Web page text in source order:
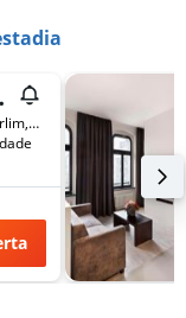
Stuttgarter Platz 9, Berlim, Alemanha